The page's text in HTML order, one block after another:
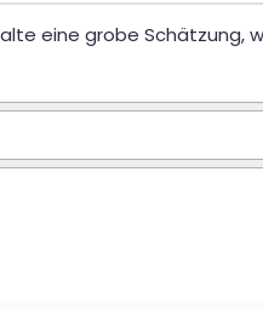
eine grobe Schätzung,